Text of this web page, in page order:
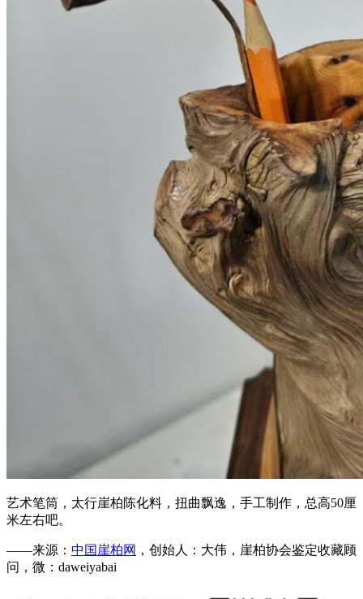
艺术笔筒，太行崖柏陈化料，扭曲飘逸，手工制作，总高50厘
米左右吧。
——来源： 中国崖柏网 ，创始人：大伟，崖柏协会鉴定收藏顾
问，微：daweiyabai